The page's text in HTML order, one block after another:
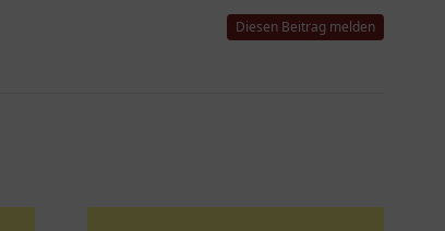
Diesen Beitrag melden